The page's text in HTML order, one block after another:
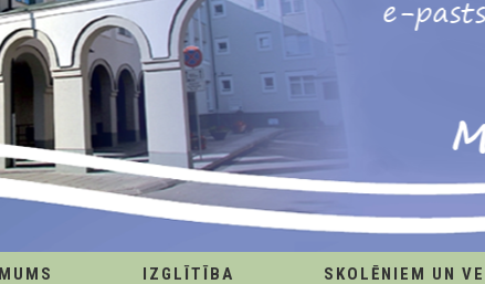
IZGLĪTĪBA SKOLĒNIEM UN